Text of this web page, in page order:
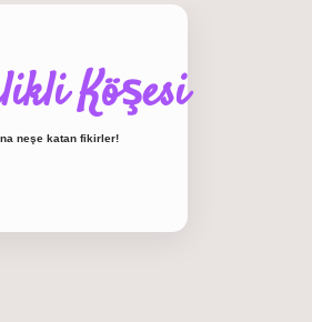
Köşesi
neşe katan fikirler!